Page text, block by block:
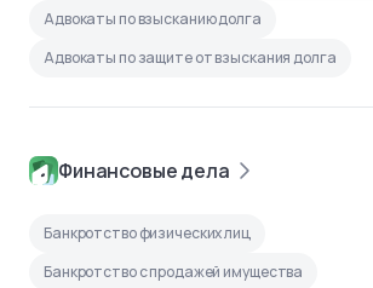
Адвокаты по взысканию долга
Адвокаты по защите от взыскания долга
Финансовые дела
Банкротство физических лиц
Банкротство с продажей имущества